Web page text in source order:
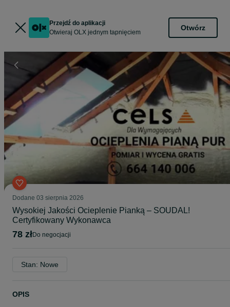
Przejdź do aplikacji
Otwieraj OLX jednym tapnięciem
Otwórz
Dodane 03 sierpnia 2026
Wysokiej Jakości Ocieplenie Pianką – SOUDAL!
Certyfikowany Wykonawca
78 zł do negocjacji
Stan: Nowe
OPIS